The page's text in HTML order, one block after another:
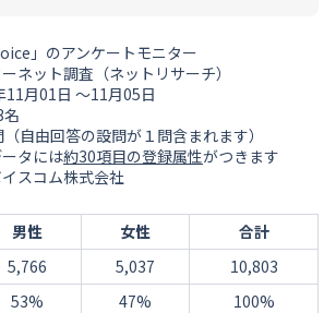
」のアンケートモニター
ネット調査（ネットリサーチ）
11月01日 ～11月05日
自由回答の設問が１問含まれます）
タには約30項目の登録属性がつきます
スコム株式会社
男性 女性
合計
5,766 5,037
10,803
53% 47% 100%